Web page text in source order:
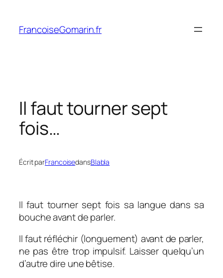
contenu
FrancoiseGomarin.fr
Il faut tourner sept
fois…
Écrit parFrancoisedansBlabla
Il faut tourner sept fois sa langue dans sa
bouche avant de parler.
Il faut réfléchir (longuement) avant de parler,
ne pas être trop impulsif. Laisser quelqu’un
d’autre dire une bêtise.